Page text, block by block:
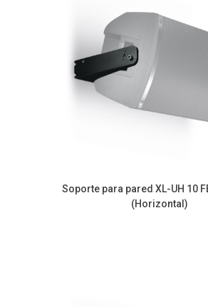
Soporte para pared XL-UH 10
(Horizontal)